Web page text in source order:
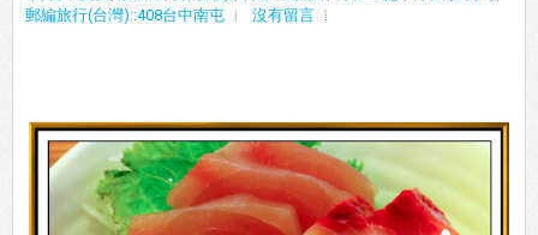
郵編旅行(台灣)::408台中南屯
沒有留言